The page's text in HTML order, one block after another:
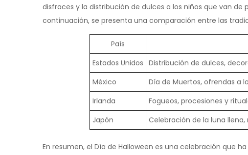
disfraces y la distribución de dulces a los niños que van
continuación, se presenta una comparación entre las
País
Estados Unidos Distribución de dulces,
México
Día de Muertos, ofrendas a
Irlanda
Fogueos, procesiones y
Japón
Celebración de la luna
En resumen, el Día de Halloween es una celebración que